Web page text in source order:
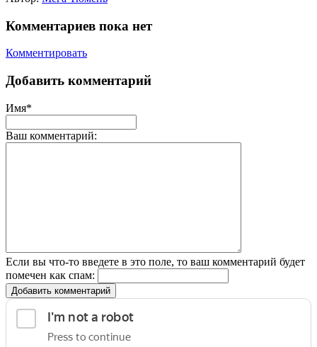
Комментариев пока нет
Комментировать
Добавить комментарий
Имя*
Ваш комментарий:
Если вы что-то введете в это поле, то ваш комментарий будет
помечен как спам:
Добавить комментарий